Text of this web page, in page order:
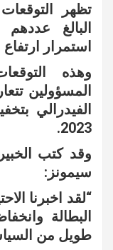
تظهر
استمرار ارتفاع
وهذه
المسؤولين
الفيدرالي
2023.
وقد كتب
سيمونز:
“لقد اخبرنا
البطالة
طويل من